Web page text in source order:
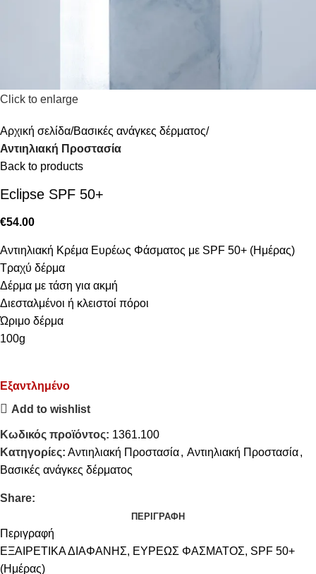
Click to enlarge
Αρχική σελίδα Βασικές ανάγκες δέρματος
Αντιηλιακή Προστασία
Back to products
Eclipse SPF 50+
€54.00
Αντιηλιακή Κρέμα Ευρέως Φάσματος με SPF 50+ (Ημέρας)
Τραχύ δέρμα
Δέρμα με τάση για ακμή
Διεσταλμένοι ή κλειστοί πόροι
Ώριμο δέρμα
100g
Εξαντλημένο
Add to wishlist
Κωδικός προϊόντος: 1361.100
Κατηγορίες: Αντιηλιακή Προστασία, Αντιηλιακή Προστασία,
Βασικές ανάγκες δέρματος
Share:
ΠΕΡΙΓΡΑΦΉ
Περιγραφή
ΕΞΑΙΡΕΤΙΚΑ ΔΙΑΦΑΝΗΣ, ΕΥΡΕΩΣ ΦΑΣΜΑΤΟΣ, SPF 50+
(Ημέρας)